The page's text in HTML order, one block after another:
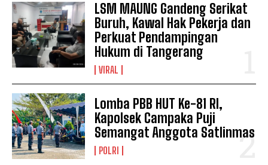
LSM MAUNG Gandeng Serikat
Buruh, Kawal Hak Pekerja dan
Perkuat Pendampingan
Hukum di Tangerang
VIRAL
Lomba PBB HUT Ke-81 RI,
Kapolsek Campaka Puji
Semangat Anggota Satlinmas
POLRI